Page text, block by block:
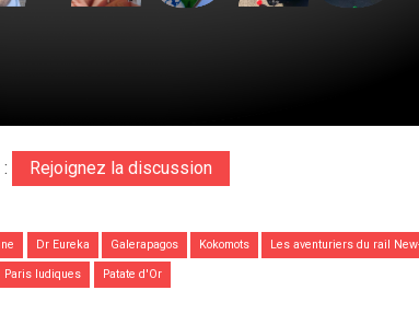
Rejoignez la discussion
Dr Eureka Galerapagos Kokomots Les aventuriers du rail
Paris ludiques Patate d'Or